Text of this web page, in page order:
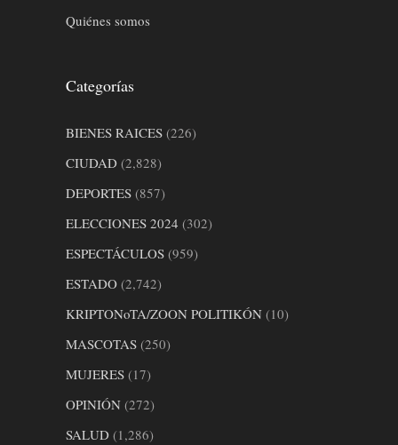
Quiénes somos
Categorías
BIENES RAICES (226)
CIUDAD (2,828)
DEPORTES (857)
ELECCIONES 2024 (302)
ESPECTÁCULOS (959)
ESTADO (2,742)
KRIPTONoTA/ZOON POLITIKÓN (10)
MASCOTAS (250)
MUJERES (17)
OPINIÓN (272)
SALUD (1,286)